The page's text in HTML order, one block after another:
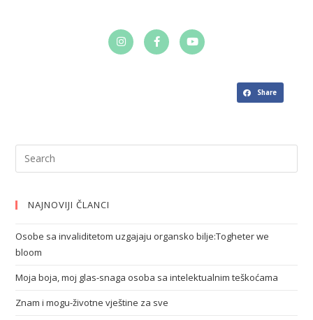
Share
NAJNOVIJI ČLANCI
Osobe sa invaliditetom uzgajaju organsko bilje:Togheter we
bloom
Moja boja, moj glas-snaga osoba sa intelektualnim teškoćama
Znam i mogu-životne vještine za sve